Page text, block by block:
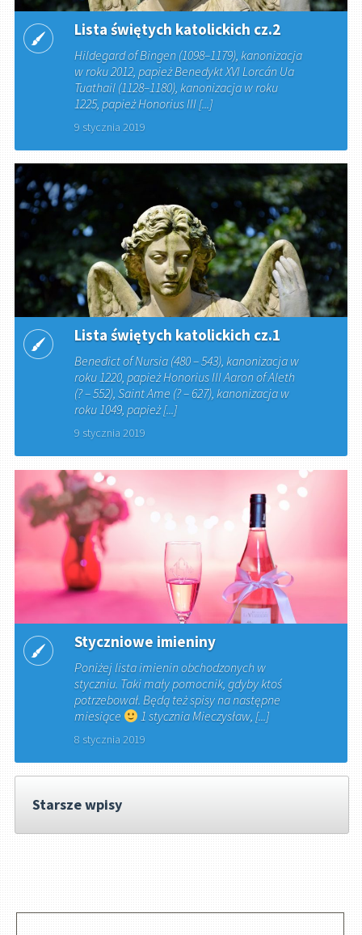
Lista świętych katolickich cz.2
Hildegard of Bingen (1098–1179), kanonizacja
w roku 2012, papież Benedykt XVI Lorcán Ua
Tuathail (1128–1180), kanonizacja w roku
1225, papież Honorius III [...]
9 stycznia 2019
Lista świętych katolickich cz.1
Benedict of Nursia (480 – 543), kanonizacja w
roku 1220, papież Honorius III Aaron of Aleth
(? – 552), Saint Ame (? – 627), kanonizacja w
roku 1049, papież [...]
9 stycznia 2019
Styczniowe imieniny
Poniżej lista imienin obchodzonych w
styczniu. Taki mały pomocnik, gdyby ktoś
potrzebował. Będą też spisy na następne
miesiące
1 stycznia Mieczysław, [...]
8 stycznia 2019
Starsze wpisy